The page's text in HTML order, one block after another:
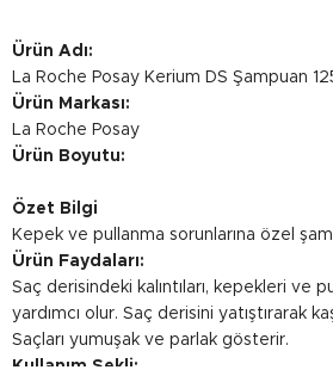
Ürün Adı:
La Roche Posay Kerium DS Şampuan
Ürün Markası:
La Roche Posay
Ürün Boyutu:
Özet Bilgi
Kepek ve pullanma sorunlarına özel
Ürün Faydaları:
Saç derisindeki kalıntıları, kepekleri ve
yardımcı olur. Saç derisini yatıştırarak
Saçları yumuşak ve parlak gösterir.
Kullanım Şekli: